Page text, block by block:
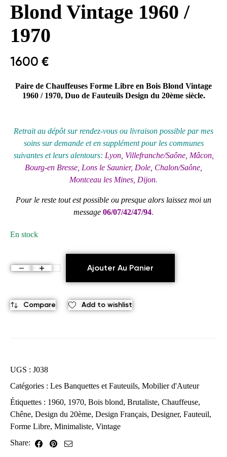
Blond Vintage 1960 /
1970
1600 €
Paire de Chauffeuses Forme Libre en Bois Blond Vintage
1960 / 1970, Duo de Fauteuils Design du 20ème siècle.
Retrait au dépôtsur rendez-vous ou livraison possible par mes
soins sur demande et en supplément pour les communes
suivantes et leurs alentours: Lyon, Villefranche/Saône, Mâcon,
Bourg-en Bresse, Lons le Saunier, Dole, Chalon/Saône,
Montceau les Mines, Dijon.
Pour le reste tout est possible ou presque alors laissez moi un
message 06/07/42/47/94.
En stock
Ajouter Au Panier
Compare Add to wishlist
UGS : J038
Catégories : Les Banquettes et Fauteuils, Mobilier d'Auteur
Étiquettes : 1960, 1970, Bois blond, Brutaliste, Chauffeuse,
Chêne, Design du 20ème, Design Français, Designer, Fauteuil,
Forme Libre, Minimaliste, Vintage
Share: